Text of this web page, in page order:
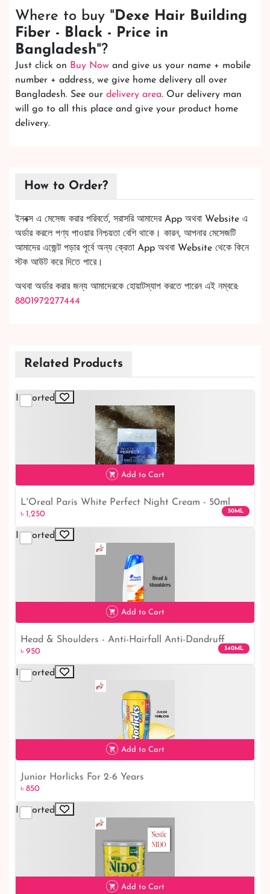
Where to buy "Dexe Hair Building
Fiber - Black - Price in
Bangladesh"?
Just click on Buy Now and give us your name + mobile
number + address, we give home delivery all over
Bangladesh. See our delivery area. Our delivery man
will go to all this place and give your product home
delivery.
How to Order?
ইনবক্স এ মেসেজ করার পরিবর্তে, সরাসরি আমাদের App অথবা Website এ
অর্ডার করলে পণ্য পাওয়ার নিশ্চয়তা বেশি থাকে। কারন, আপনার মেসেজটি
আমাদের এজেন্ট পড়ার পূর্বে অন্য ক্রেতা App অথবা Website থেকে কিনে
স্টক আউট করে দিতে পারে।
অথবা অর্ডার করার জন্য আমাদেরকে হোয়াটস্যাপ করতে পারেন এই নম্বরে:
8801972277444
Related Products
Imported
৳ 1,250
Add to Cart
L'Oreal Paris White Perfect Night Cream - 50ml
৳ 1,250 50ML
Imported
৳ 950
Add to Cart
Head & Shoulders - Anti-Hairfall Anti-Dandruff
Shampoo - 340ml
৳ 950 340ML
Imported
৳ 850
Add to Cart
Junior Horlicks For 2-6 Years
৳ 850
Imported
Add to Cart